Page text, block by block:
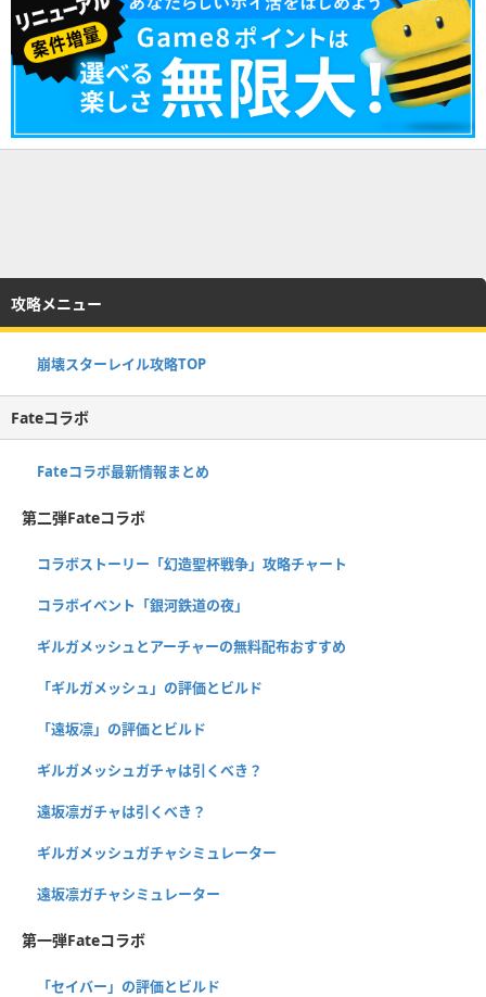
攻略メニュー
崩壊スターレイル攻略TOP
Fateコラボ
Fateコラボ最新情報まとめ
第二弾Fateコラボ
コラボストーリー「幻造聖杯戦争」攻略チャート
コラボイベント「銀河鉄道の夜」
ギルガメッシュとアーチャーの無料配布おすすめ
「ギルガメッシュ」の評価とビルド
「遠坂凛」の評価とビルド
ギルガメッシュガチャは引くべき？
遠坂凛ガチャは引くべき？
ギルガメッシュガチャシミュレーター
遠坂凛ガチャシミュレーター
第一弾Fateコラボ
「セイバー」の評価とビルド